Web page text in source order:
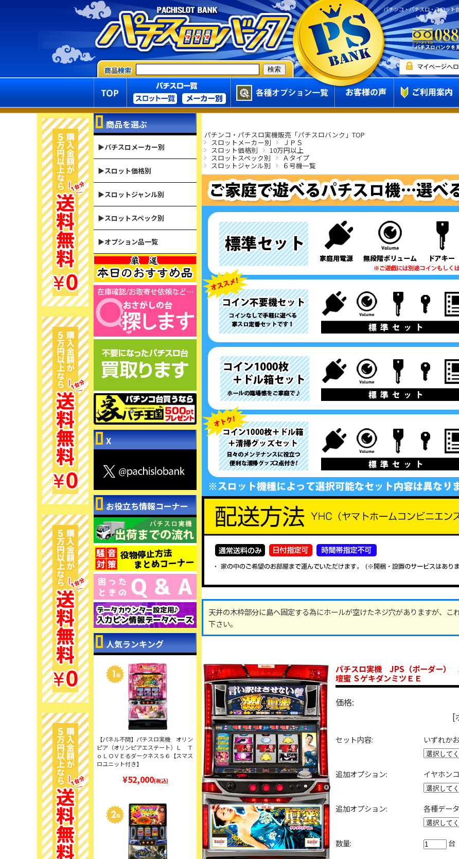
パチンコ・パチスロ・スロット
パチンコ・パチスロ実機販売「パチスロバンク」TOP
スロットメーカー別 ＪＰＳ
スロット価格別 10万円以上
スロットスペック別 Ａタイプ
スロットジャンル別 ６号機一覧
天井の木枠部分に島へ固定する為にホールが空けたネジ穴がありますが、こ
下さい。
パチスロ実機 JPS（ボーダー）
壇蜜 ＳゲキダンミツＥＥ
価格:
[
セット内容: いずれか
追加オプション: イヤホン
追加オプション: 各種デー
数量: 台
商品を選ぶ
▶パチスロメーカー別
▶スロット価格別
▶スロットジャンル別
▶スロットスペック別
▶オプション品一覧
X
お役立ち情報コーナー
人気ランキング
【パネル不問】パチスロ実機 オリン
ピア（オリンピアエステート）Ｌ Ｔ
ｏＬＯＶＥるダークネスＳ６【スマス
ロユニット付き】
¥52,000(税込)